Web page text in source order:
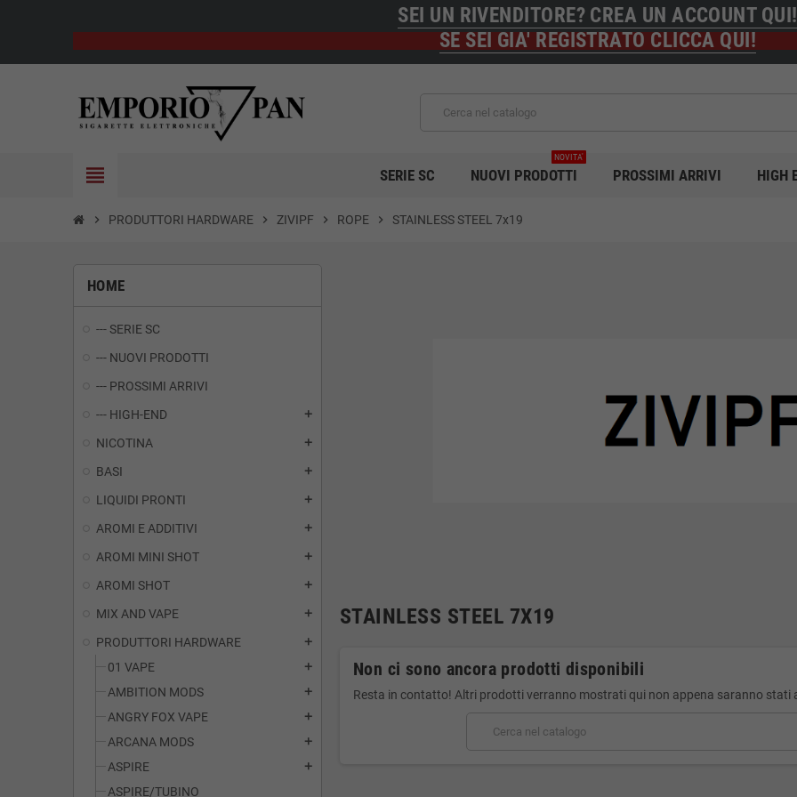
SEI UN RIVENDITORE? CREA UN ACCOUNT QUI!
SE SEI GIA' REGISTRATO CLICCA QUI!
view_headline SERIE SC NUOVI PRODOTTI
NOVITA'
PROSSIMI ARRIVI HIGH
chevron_right PRODUTTORI HARDWARE chevron_right ZIVIPF chevron_right ROPE chevron_right STAINLESS STEEL 7x19
HOME
--- SERIE SC
--- NUOVI PRODOTTI
--- PROSSIMI ARRIVI
--- HIGH-END
add
NICOTINA add
BASI add
LIQUIDI PRONTI add
AROMI E ADDITIVI add
AROMI MINI SHOT add
AROMI SHOT add
MIX AND VAPE add
PRODUTTORI HARDWARE add
01 VAPE add
AMBITION MODS add
ANGRY FOX VAPE add
ARCANA MODS add
ASPIRE add
ASPIRE/TUBINO
STAINLESS STEEL 7X19
Non ci sono ancora prodotti disponibili
Resta in contatto! Altri prodotti verranno mostrati qui non appena saranno stati